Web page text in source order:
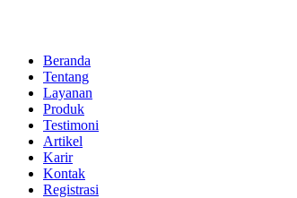
Beranda
Tentang
Layanan
Produk
Testimoni
Artikel
Karir
Kontak
Registrasi